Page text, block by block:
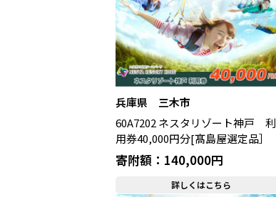
兵庫県 三木市
60A7202 ネスタリゾート神戸 利
用券40,000円分[髙島屋選定品］
寄附額：140,000円
詳しくはこちら